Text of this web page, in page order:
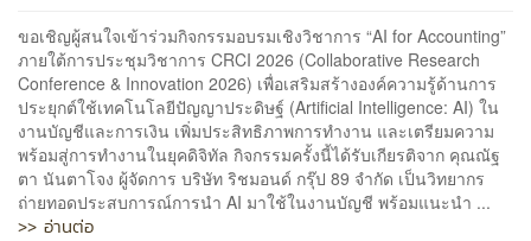
ขอเชิญผู้สนใจเข้าร่วมกิจกรรมอบรมเชิงวิชาการ “AI for Accounting”
ภายใต้การประชุมวิชาการ CRCI 2026 (Collaborative Research
Conference & Innovation 2026) เพื่อเสริมสร้างองค์ความรู้ด้านการ
ประยุกต์ใช้เทคโนโลยีปัญญาประดิษฐ์ (Artificial Intelligence: AI) ใน
งานบัญชีและการเงิน เพิ่มประสิทธิภาพการทำงาน และเตรียมความ
พร้อมสู่การทำงานในยุคดิจิทัล กิจกรรมครั้งนี้ได้รับเกียรติจาก คุณณัฐ
ตา นันตาโจง ผู้จัดการ บริษัท ริชมอนด์ กรุ๊ป 89 จำกัด เป็นวิทยากร
ถ่ายทอดประสบการณ์การนำ AI มาใช้ในงานบัญชี พร้อมแนะนำ ...
>> อ่านต่อ